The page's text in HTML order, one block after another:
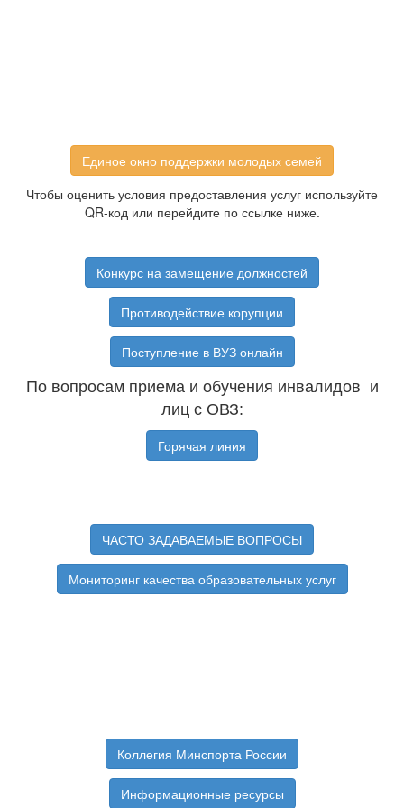
Единое окно поддержки молодых семей
Чтобы оценить условия предоставления услуг используйте
QR-код или перейдите по ссылке ниже.
Конкурс на замещение должностей
Противодействие корупции
Поступление в ВУЗ онлайн
По вопросам приема и обучения инвалидов и
лиц с ОВЗ:
Горячая линия
ЧАСТО ЗАДАВАЕМЫЕ ВОПРОСЫ
Мониторинг качества образовательных услуг
Коллегия Минспорта России
Информационные ресурсы